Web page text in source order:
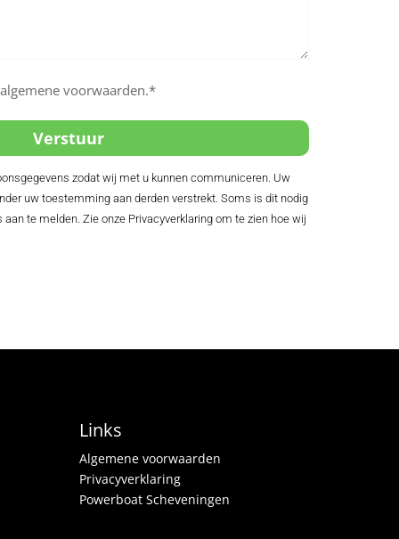
voorwaarden.*
zodat wij met u kunnen communiceren. Uw
uw toestemming aan derden verstrekt. Soms is dit nodig
te melden. Zie onze Privacyverklaring om te zien hoe wij
Links
Algemene voorwaarden
Privacyverklaring
Powerboat Scheveningen